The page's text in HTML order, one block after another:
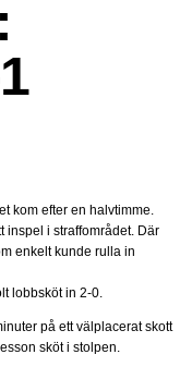
kom efter en halvtimme.
inspel i straffområdet. Där
enkelt kunde rulla in
lobbsköt in 2-0.
på ett välplacerat skott
sköt i stolpen.